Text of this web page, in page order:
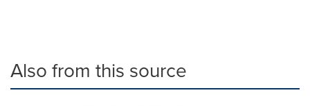
Also from this source